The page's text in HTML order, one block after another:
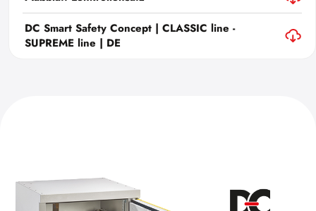
DC Smart Safety Concept | CLASSIC line -
SUPREME line | DE